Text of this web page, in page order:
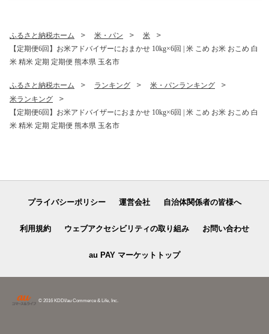
名市
ふるさと納税ホーム 米・パン
米
【定期便6回】お米アドバイザーにおまかせ 10kg×6回 | 米 こめ お米 おこめ 白
米 精米 定期 定期便 熊本県 玉名市
ふるさと納税ホーム ランキング
米・パンランキング
米ランキング
【定期便6回】お米アドバイザーにおまかせ 10kg×6回 | 米 こめ お米 おこめ 白
米 精米 定期 定期便 熊本県 玉名市
プライバシーポリシー 運営会社 自治体関係者の皆様へ
利用規約 ウェブアクセシビリティの取り組み お問い合わせ
au PAY マーケットトップ
© 2016 KDDI/au Commerce & Life, Inc.